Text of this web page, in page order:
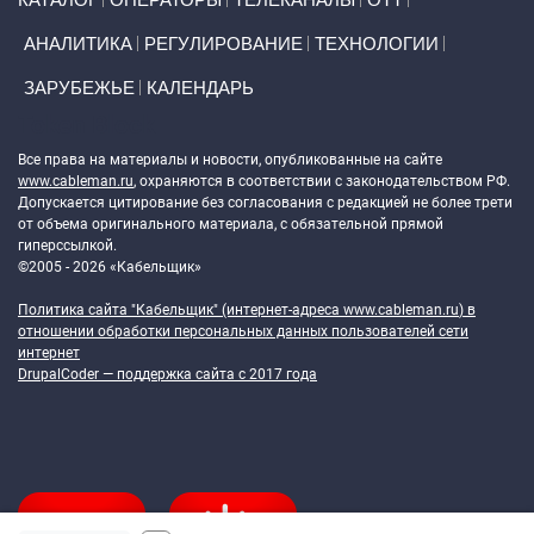
АНАЛИТИКА РЕГУЛИРОВАНИЕ ТЕХНОЛОГИИ
ЗАРУБЕЖЬЕ КАЛЕНДАРЬ
Все права на материалы и новости, опубликованные на сайте
www.cableman.ru, охраняются в соответствии с законодательством РФ.
Допускается цитирование без согласования с редакцией не более трети
от объема оригинального материала, с обязательной прямой
гиперссылкой.
©2005 - 2026 «Кабельщик»
Политика сайта "Кабельщик" (интернет-адреса www.cableman.ru) в
отношении обработки персональных данных пользователей сети
интернет
DrupalCoder — поддержка сайта c 2017 года